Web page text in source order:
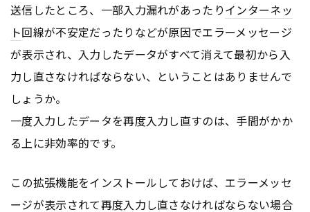
送信したところ、一部入力漏れがあったりインターネッ
ト回線が不安定だったりなどが原因でエラーメッセージ
が表示され、入力したデータがすべて消えて最初から入
力し直さなければならない、ということはありませんで
しょうか。
一度入力したデータを再度入力し直すのは、手間がかか
る上に非効率的です。
この拡張機能をインストールしておけば、エラーメッセ
ージが表示されて再度入力し直さなければならない場合